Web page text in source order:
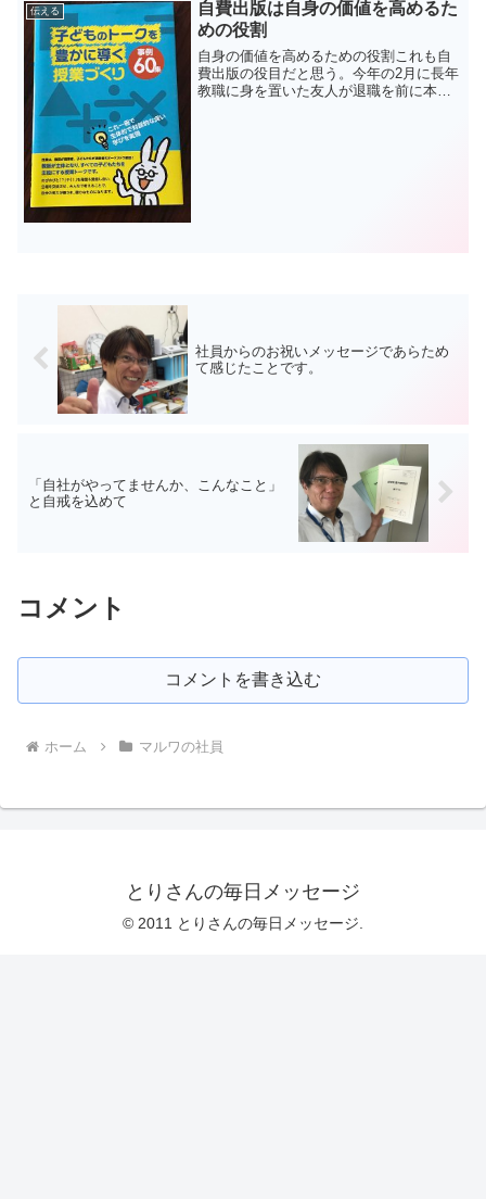
王 :arr...
伝える
自費出版は自身の価値を高めるた
めの役割
自身の価値を高めるための役割これも自
費出版の役目だと思う。今年の2月に長年
教職に身を置いた友人が退職を前に本を
社員からのお祝いメッセージであらため
て感じたことです。
「自社がやってませんか、こんなこと」
と自戒を込めて
コメント
コメントを書き込む
ホーム マルワの社員
とりさんの毎日メッセージ
© 2011 とりさんの毎日メッセージ.